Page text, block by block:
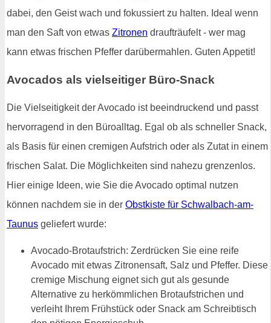
dabei, den Geist wach und fokussiert zu halten. Ideal wenn
man den Saft von etwas Zitronen draufträufelt - wer mag
kann etwas frischen Pfeffer darübermahlen. Guten Appetit!
Avocados als vielseitiger Büro-Snack
Die Vielseitigkeit der Avocado ist beeindruckend und passt
hervorragend in den Büroalltag. Egal ob als schneller Snack,
als Basis für einen cremigen Aufstrich oder als Zutat in einem
frischen Salat. Die Möglichkeiten sind nahezu grenzenlos.
Hier einige Ideen, wie Sie die Avocado optimal nutzen
können nachdem sie in der Obstkiste für Schwalbach-am-
Taunus geliefert wurde:
Avocado-Brotaufstrich: Zerdrücken Sie eine reife
Avocado mit etwas Zitronensaft, Salz und Pfeffer. Diese
cremige Mischung eignet sich gut als gesunde
Alternative zu herkömmlichen Brotaufstrichen und
verleiht Ihrem Frühstück oder Snack am Schreibtisch